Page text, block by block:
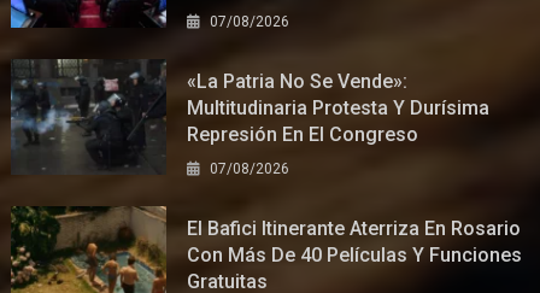
07/08/2026
«La Patria No Se Vende»:
Multitudinaria Protesta Y Durísima
Represión En El Congreso
07/08/2026
El Bafici Itinerante Aterriza En Rosario
Con Más De 40 Películas Y Funciones
Gratuitas